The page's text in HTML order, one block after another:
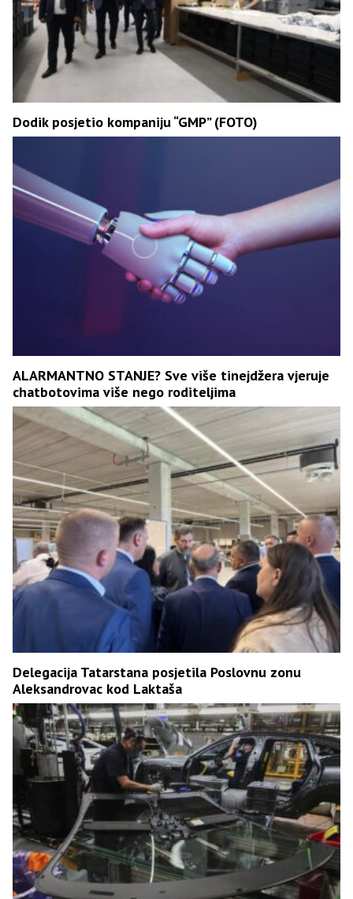
Dodik posjetio kompaniju “GMP” (FOTO)
ALARMANTNO STANJE? Sve više tinejdžera vjeruje
chatbotovima više nego roditeljima
Delegacija Tatarstana posjetila Poslovnu zonu
Aleksandrovac kod Laktaša